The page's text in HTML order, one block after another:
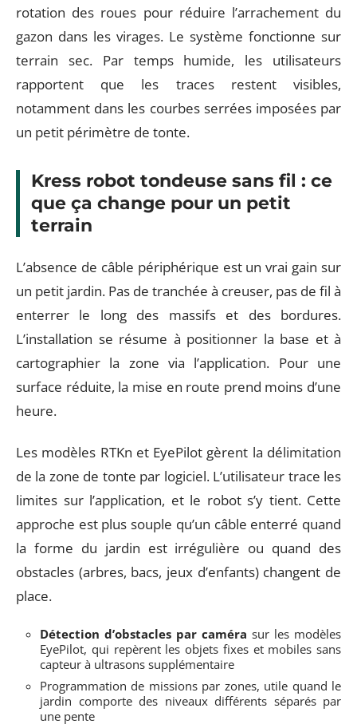
rotation des roues pour réduire l’arrachement du
gazon dans les virages. Le système fonctionne sur
terrain sec. Par temps humide, les utilisateurs
rapportent que les traces restent visibles,
notamment dans les courbes serrées imposées par
un petit périmètre de tonte.
Kress robot tondeuse sans fil : ce
que ça change pour un petit
terrain
L’absence de câble périphérique est un vrai gain sur
un petit jardin. Pas de tranchée à creuser, pas de fil à
enterrer le long des massifs et des bordures.
L’installation se résume à positionner la base et à
cartographier la zone via l’application. Pour une
surface réduite, la mise en route prend moins d’une
heure.
Les modèles RTKn et EyePilot gèrent la délimitation
de la zone de tonte par logiciel. L’utilisateur trace les
limites sur l’application, et le robot s’y tient. Cette
approche est plus souple qu’un câble enterré quand
la forme du jardin est irrégulière ou quand des
obstacles (arbres, bacs, jeux d’enfants) changent de
place.
Détection d’obstacles par caméra sur les modèles
EyePilot, qui repèrent les objets fixes et mobiles sans
capteur à ultrasons supplémentaire
Programmation de missions par zones, utile quand le
jardin comporte des niveaux différents séparés par
une pente